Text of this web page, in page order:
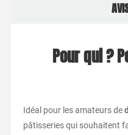
Pour qui ?
Idéal pour les amateurs de
pâtisseries qui souhaitent